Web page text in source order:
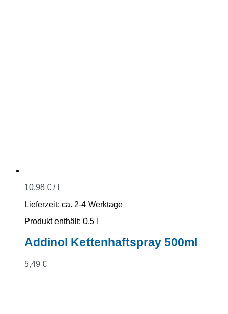
10,98 € /
Lieferzeit: ca. 2-4 Werktage
Produkt enthält: 0,5
Addinol Kettenhaftspray 500ml
5,49 €